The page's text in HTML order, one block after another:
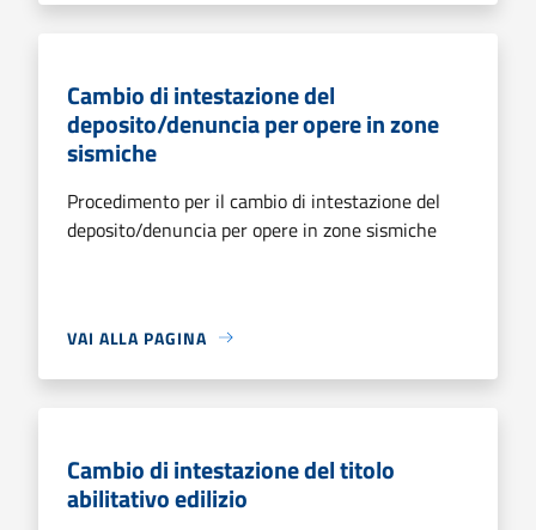
Cambio di intestazione del
deposito/denuncia per opere in zone
sismiche
Procedimento per il cambio di intestazione del
deposito/denuncia per opere in zone sismiche
VAI ALLA PAGINA
Cambio di intestazione del titolo
abilitativo edilizio